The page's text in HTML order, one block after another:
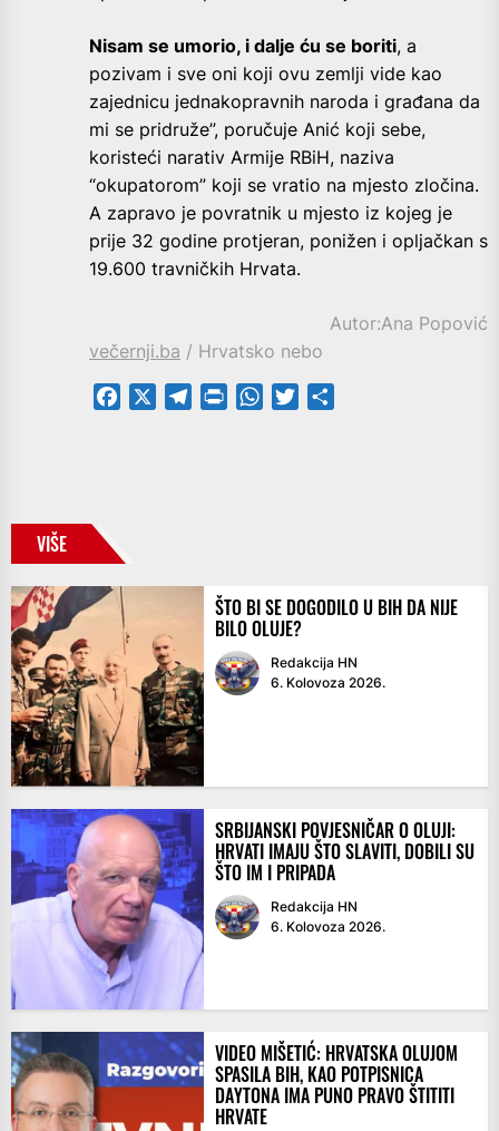
Nisam se umorio, i dalje ću se boriti, a
pozivam i sve oni koji ovu zemlji vide kao
zajednicu jednakopravnih naroda i građana da
mi se pridruže”, poručuje Anić koji sebe,
koristeći narativ Armije RBiH, naziva
“okupatorom” koji se vratio na mjesto zločina.
A zapravo je povratnik u mjesto iz kojeg je
prije 32 godine protjeran, ponižen i opljačkan s
19.600 travničkih Hrvata.
Autor:Ana Popović
večernji.ba / Hrvatsko nebo
Facebook TelegramPrintFriendly
WhatsApp
Twitter
VIŠE
ŠTO BI SE DOGODILO U BIH DA NIJE
BILO OLUJE?
Redakcija HN
6. Kolovoza 2026.
SRBIJANSKI POVJESNIČAR O OLUJI:
HRVATI IMAJU ŠTO SLAVITI, DOBILI SU
ŠTO IM I PRIPADA
Redakcija HN
6. Kolovoza 2026.
VIDEO MIŠETIĆ: HRVATSKA OLUJOM
SPASILA BIH, KAO POTPISNICA
DAYTONA IMA PUNO PRAVO ŠTITITI
HRVATE